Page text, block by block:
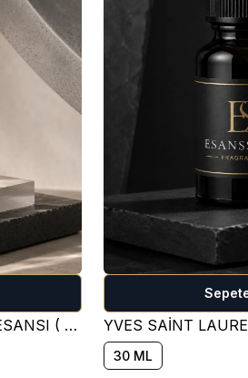
MEMO - MARFA PARFÜM ESANSI ( ÇİÇEKSİ )
30 ML